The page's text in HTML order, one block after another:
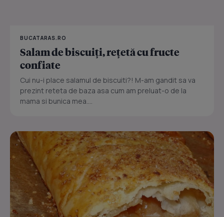
BUCATARAS.RO
Salam de biscuiţi, reţetă cu fructe
confiate
Cui nu-i place salamul de biscuiti?! M-am gandit sa va
prezint reteta de baza asa cum am preluat-o de la
mama si bunica mea....